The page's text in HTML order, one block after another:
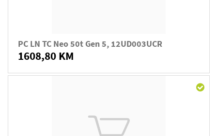
PC LN TC Neo 50t Gen 5, 12UD003UCR
1608,80 KM